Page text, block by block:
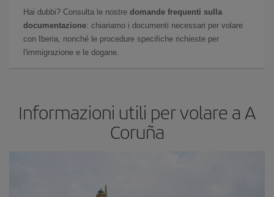
Hai dubbi? Consulta le nostre domande frequenti sulla
documentazione: chiariamo i documenti necessari per volare
con Iberia, nonché le procedure specifiche richieste per
l'immigrazione e le dogane.
Informazioni utili per volare a A
Coruña